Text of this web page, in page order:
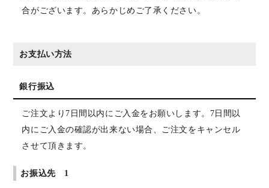
合がございます。あらかじめご了承ください。
お支払い方法
銀行振込
ご注文より7日間以内にご入金をお願いします。7日間以
内にご入金の確認が出来ない場合、ご注文をキャンセル
させて頂きます。
お振込先 1